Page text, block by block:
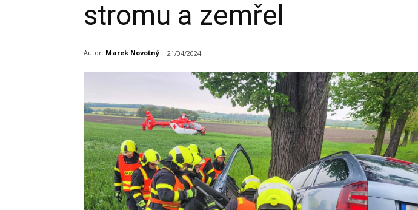
stromu a zemřel
Autor: Marek Novotný 21/04/2024